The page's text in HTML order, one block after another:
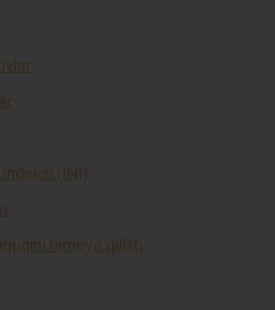
(INI)
himoya qilish